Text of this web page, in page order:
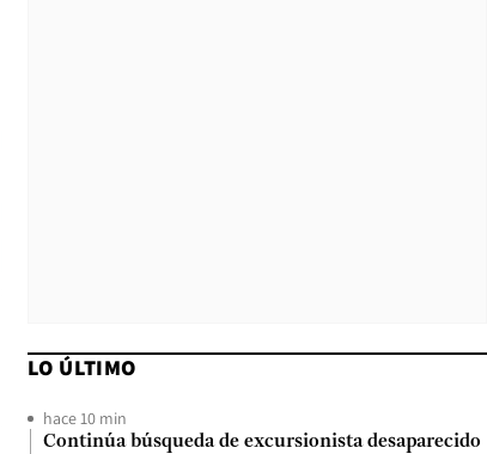
LO ÚLTIMO
hace 10 min
Continúa búsqueda de excursionista desaparecido